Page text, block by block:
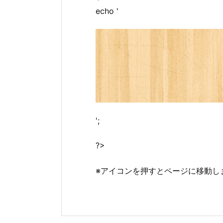
echo '
';
?>
※アイコンを押すとページに移動し